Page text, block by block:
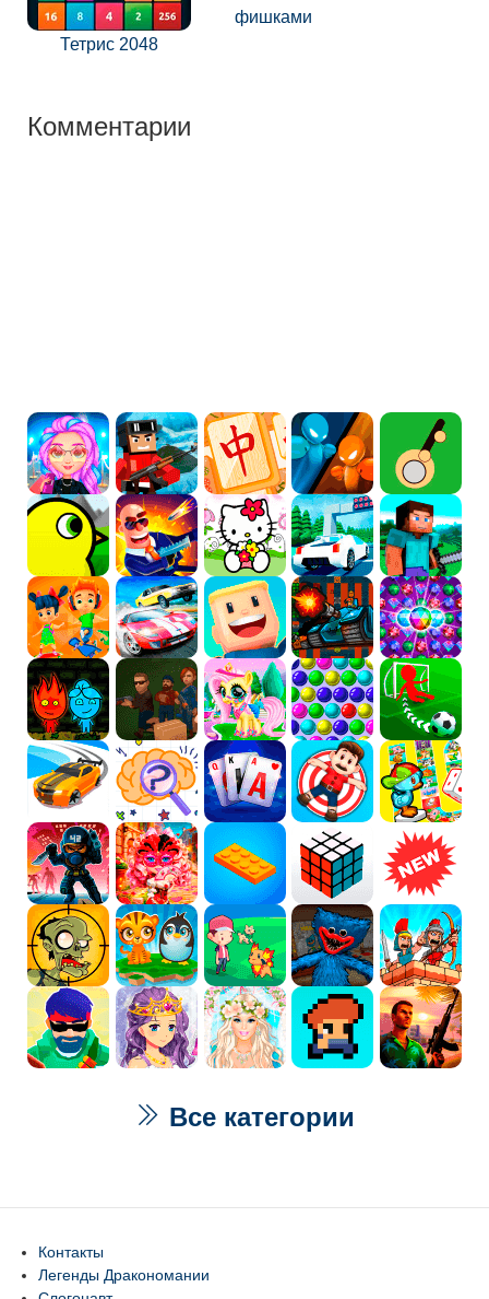
Тетрис 2048
фишками
Комментарии
Все категории
Контакты
Легенды Дракономании